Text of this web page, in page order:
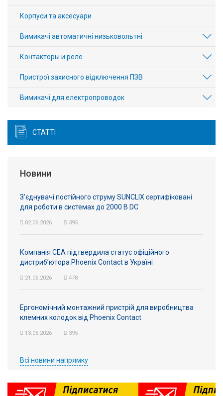
Корпуси та аксесуари
Вимикачі автоматичні низьковольтні
Контакторы и реле
Пристрої захисного відключення ПЗВ
Вимикачі для електропроводок
СТАТТІ
Новини
З’єднувачі постійного струму SUNCLIX сертифіковані
для роботи в системах до 2000 В DC
02.06.2026 395
Компанія СЕА підтвердила статус офіційного
дистриб’ютора Phoenix Contact в Україні
21.05.2026 478
Ергономічний монтажний пристрій для виробництва
клемних колодок від Phoenix Contact
13.05.2026 395
Всі новини напрямку